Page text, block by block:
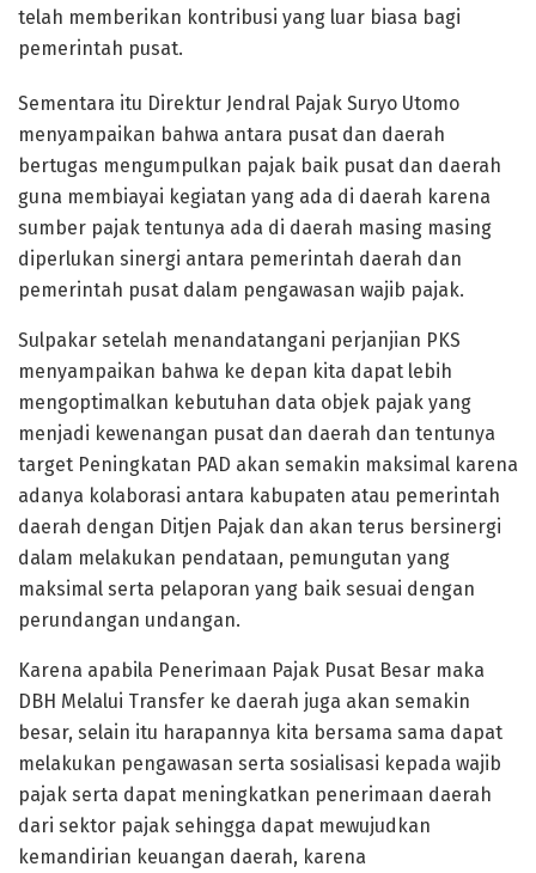
telah memberikan kontribusi yang luar biasa bagi
pemerintah pusat.
Sementara itu Direktur Jendral Pajak Suryo Utomo
menyampaikan bahwa antara pusat dan daerah
bertugas mengumpulkan pajak baik pusat dan daerah
guna membiayai kegiatan yang ada di daerah karena
sumber pajak tentunya ada di daerah masing masing
diperlukan sinergi antara pemerintah daerah dan
pemerintah pusat dalam pengawasan wajib pajak.
Sulpakar setelah menandatangani perjanjian PKS
menyampaikan bahwa ke depan kita dapat lebih
mengoptimalkan kebutuhan data objek pajak yang
menjadi kewenangan pusat dan daerah dan tentunya
target Peningkatan PAD akan semakin maksimal karena
adanya kolaborasi antara kabupaten atau pemerintah
daerah dengan Ditjen Pajak dan akan terus bersinergi
dalam melakukan pendataan, pemungutan yang
maksimal serta pelaporan yang baik sesuai dengan
perundangan undangan.
Karena apabila Penerimaan Pajak Pusat Besar maka
DBH Melalui Transfer ke daerah juga akan semakin
besar, selain itu harapannya kita bersama sama dapat
melakukan pengawasan serta sosialisasi kepada wajib
pajak serta dapat meningkatkan penerimaan daerah
dari sektor pajak sehingga dapat mewujudkan
kemandirian keuangan daerah, karena